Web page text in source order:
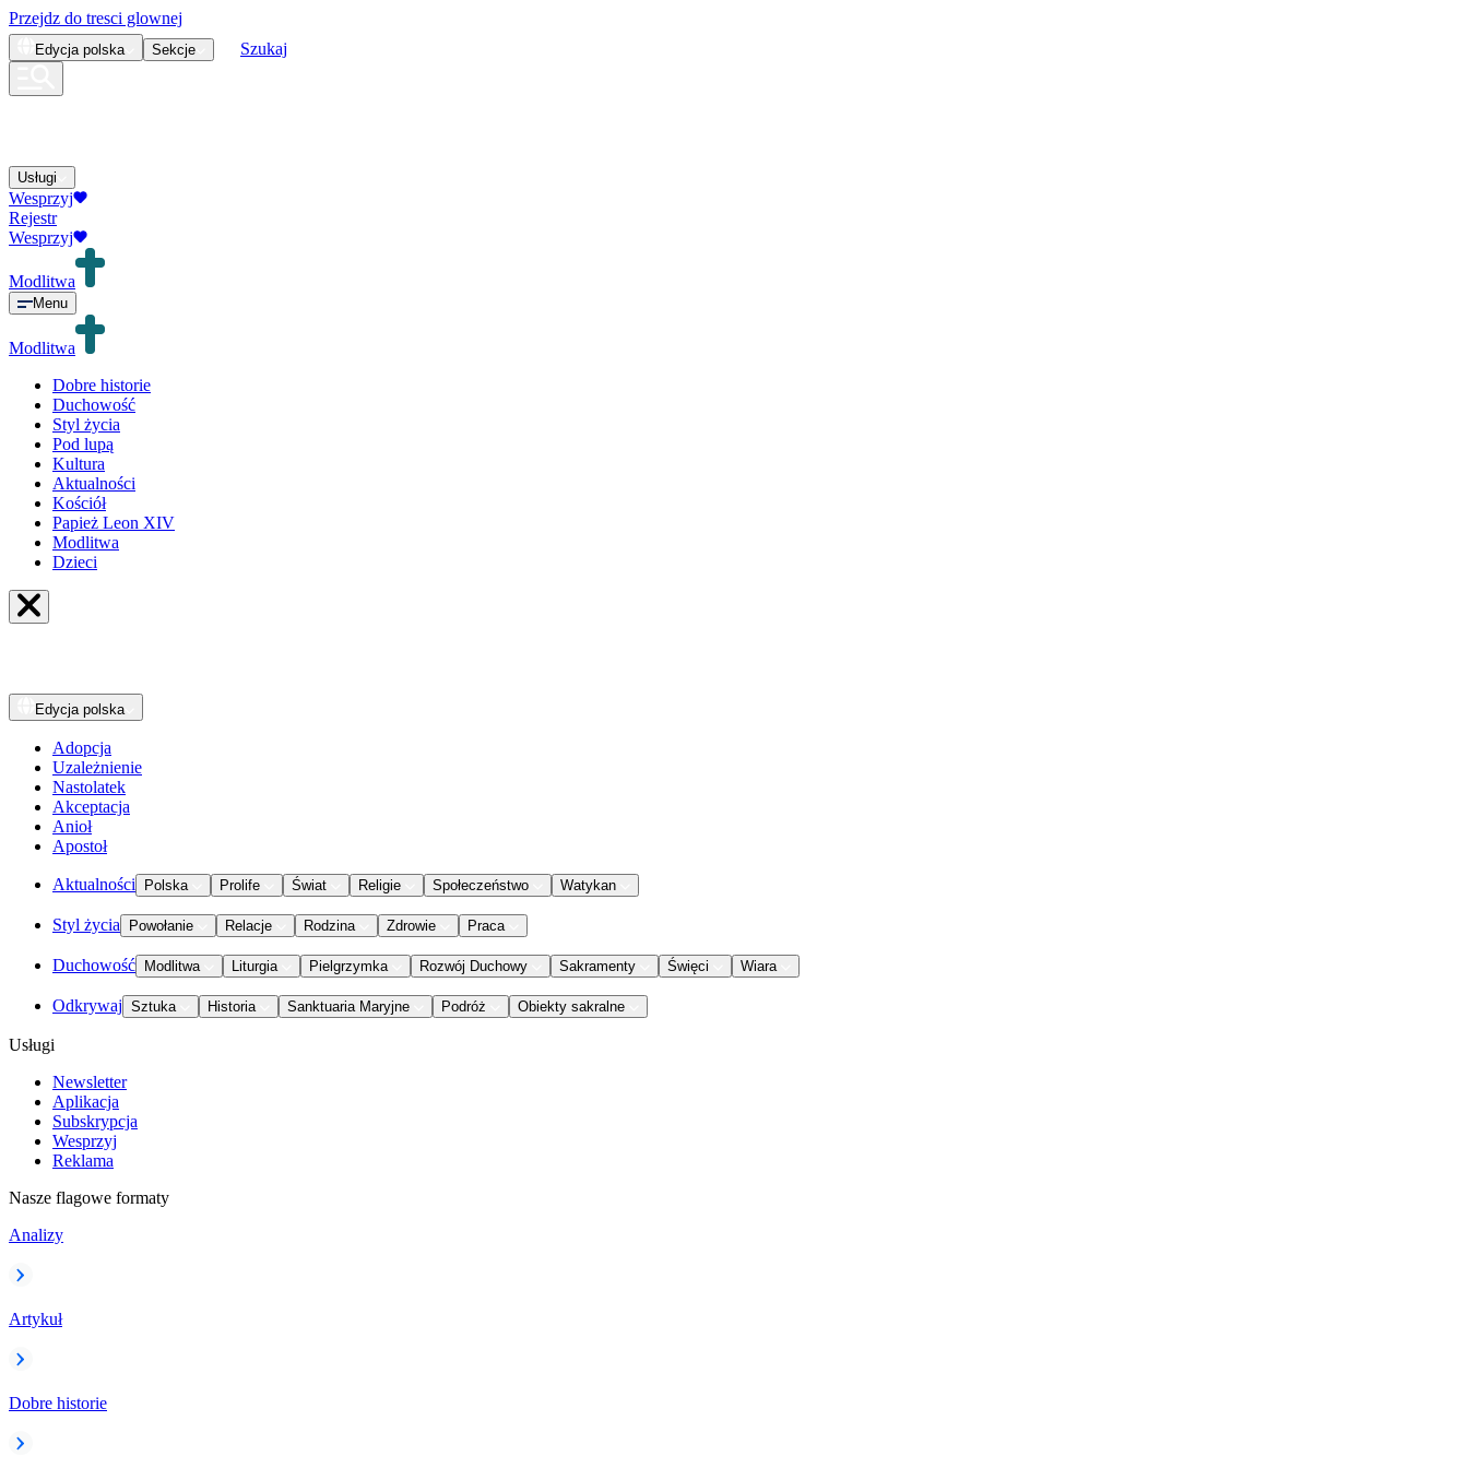
Przejdz do tresci glownej
Edycja polska Sekcje Szukaj
Usługi
Wesprzyj
Rejestr
Wesprzyj
Modlitwa
Menu
Modlitwa
Dobre historie
Duchowość
Styl życia
Pod lupą
Kultura
Aktualności
Kościół
Papież Leon XIV
Modlitwa
Dzieci
Edycja polska
Adopcja
Uzależnienie
Nastolatek
Akceptacja
Anioł
Apostoł
Aktualności Polska Prolife Świat Religie Społeczeństwo Watykan
Styl życia Powołanie Relacje Rodzina Zdrowie Praca
Duchowość Modlitwa Liturgia Pielgrzymka Rozwój Duchowy Sakramenty Święci Wiara
Odkrywaj Sztuka Historia Sanktuaria Maryjne Podróż Obiekty sakralne
Usługi
Newsletter
Aplikacja
Subskrypcja
Wesprzyj
Reklama
Nasze flagowe formaty
Analizy
Artykuł
Dobre historie